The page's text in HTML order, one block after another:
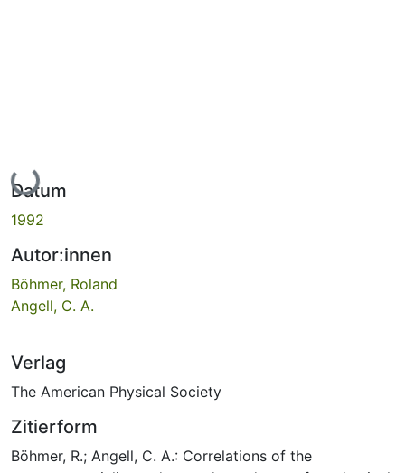
Lade...
Datum
1992
Autor:innen
Böhmer, Roland
Angell, C. A.
Verlag
The American Physical Society
Zitierform
Böhmer, R.; Angell, C. A.: Correlations of the